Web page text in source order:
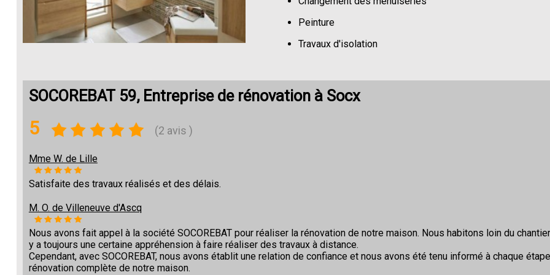
Peinture
Travaux d'isolation
SOCOREBAT 59, Entreprise de rénovation à Socx
5 (2 avis )
Mme W. de Lille
Satisfaite des travaux réalisés et des délais.
M. O. de Villeneuve d'Ascq
Nous avons fait appel à la société SOCOREBAT pour réaliser la rénovation de notre maison. Nous habitons loin du
y a toujours une certaine appréhension à faire réaliser des travaux à distance.
Cependant, avec SOCOREBAT, nous avons établit une relation de confiance et nous avons été tenu informé à chaque
rénovation complète de notre maison.